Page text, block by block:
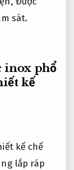
sát.
inox phổ
kế
kế chế
lắp ráp